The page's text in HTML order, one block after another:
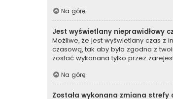
Na górę
Jest wyświetlany nieprawidłowy
Możliwe, że jest wyświetlany czas z
czasową, tak aby była zgodna z
zostać wykonana tylko przez
Na górę
Została wykonana zmiana strefy